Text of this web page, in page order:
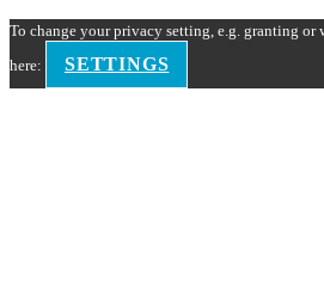
To change your privacy setting, e.g. granting
here:
SETTINGS